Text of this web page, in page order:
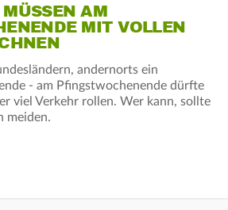
AM
MIT VOLLEN
andernorts ein
- am Pfingstwochenende dürfte
viel Verkehr rollen. Wer kann, sollte
meiden.